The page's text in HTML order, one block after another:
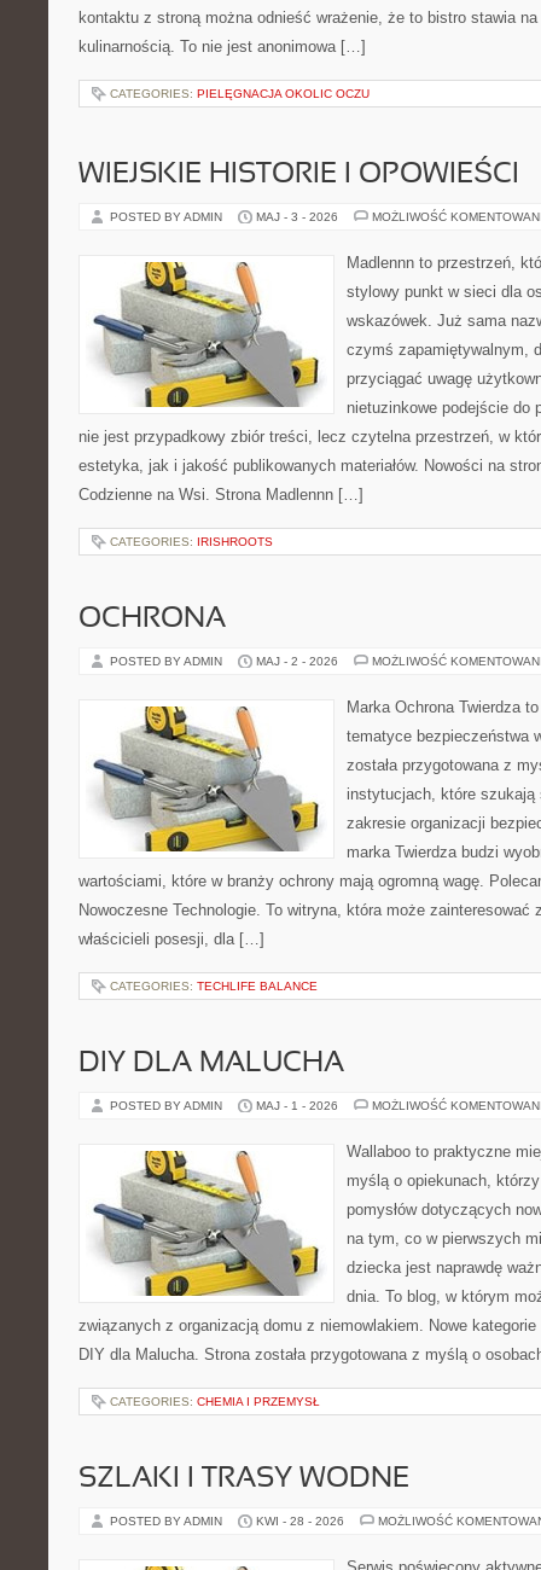
kontaktu z stroną można odnieść wrażenie, że to bistro stawia na
kulinarnością. To nie jest anonimowa […]
CATEGORIES: PIELĘGNACJA OKOLIC OCZU
WIEJSKIE HISTORIE I OPOWIEŚCI
POSTED BY ADMIN MAJ - 3 - 2026 MOŻLIWOŚĆ
Madlennn to przestrzeń,
stylowy punkt w sieci dla
wskazówek. Już sama
czymś zapamiętywalnym,
przyciągać uwagę
nietuzinkowe podejście do
nie jest przypadkowy zbiór treści, lecz czytelna przestrzeń, w
estetyka, jak i jakość publikowanych materiałów. Nowości na
Codzienne na Wsi. Strona Madlennn […]
CATEGORIES: IRISHROOTS
OCHRONA
POSTED BY ADMIN MAJ - 2 - 2026 MOŻLIWOŚĆ
Marka Ochrona Twierdza
tematyce bezpieczeństwa
została przygotowana z
instytucjach, które szukają
zakresie organizacji
marka Twierdza budzi
wartościami, które w branży ochrony mają ogromną wagę.
Nowoczesne Technologie. To witryna, która może zainteresować
właścicieli posesji, dla […]
CATEGORIES: TECHLIFE BALANCE
DIY DLA MALUCHA
POSTED BY ADMIN MAJ - 1 - 2026 MOŻLIWOŚĆ
Wallaboo to praktyczne
myślą o opiekunach,
pomysłów dotyczących
na tym, co w pierwszych
dziecka jest naprawdę
dnia. To blog, w którym
związanych z organizacją domu z niemowlakiem. Nowe
DIY dla Malucha. Strona została przygotowana z myślą o
CATEGORIES: CHEMIA I PRZEMYSŁ
SZLAKI I TRASY WODNE
POSTED BY ADMIN KWI - 28 - 2026 MOŻLIWOŚĆ